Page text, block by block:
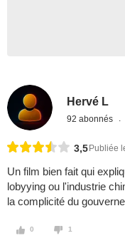
Hervé L
92 abonnés
3,5 Publiée
Un film bien fait qui
lobyying ou l'industrie
la complicité du
0 1